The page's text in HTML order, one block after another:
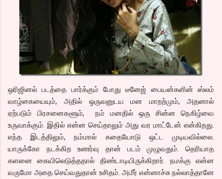
ஒரிஜினல் படத்தை பார்க்கும் போது டீனேஜ் பையன்களின் ஸ்லம்
வாழ்கையையும், அதில் ஒருவனுடய மன மாறற்மும், அதனால்
ஏற்படும் பிரசனைகளூம், நம் மனதில் ஒரு சின்ன நெகிழ்வை
உருவாக்கும். இதில் என்ன செய்தாலும் அது வர மாட்டேன் என்கிறது.
எந்த இடத்திலும், நம்மால் கதையோடு ஒட்ட முடியவில்லை.
யாருக்கோ நடக்கிற உணர்வு தான் படம் முழுவதும். தெரியாத
களனை கையிலெடுத்ததால் திண்டாடியிருக்கிறார். நமக்கு என்ன
வருமோ அதை செய்வதுதான் உசிதம். அமீர் என்னாச்சு நல்லாத்தானே